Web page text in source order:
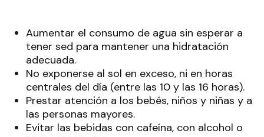
Aumentar el consumo de agua sin esperar a
tener sed para mantener una hidratación
adecuada.
No exponerse al sol en exceso, ni en horas
centrales del día (entre las 10 y las 16 horas).
Prestar atención a los bebés, niños y niñas y a
las personas mayores.
Evitar las bebidas con cafeína, con alcohol o